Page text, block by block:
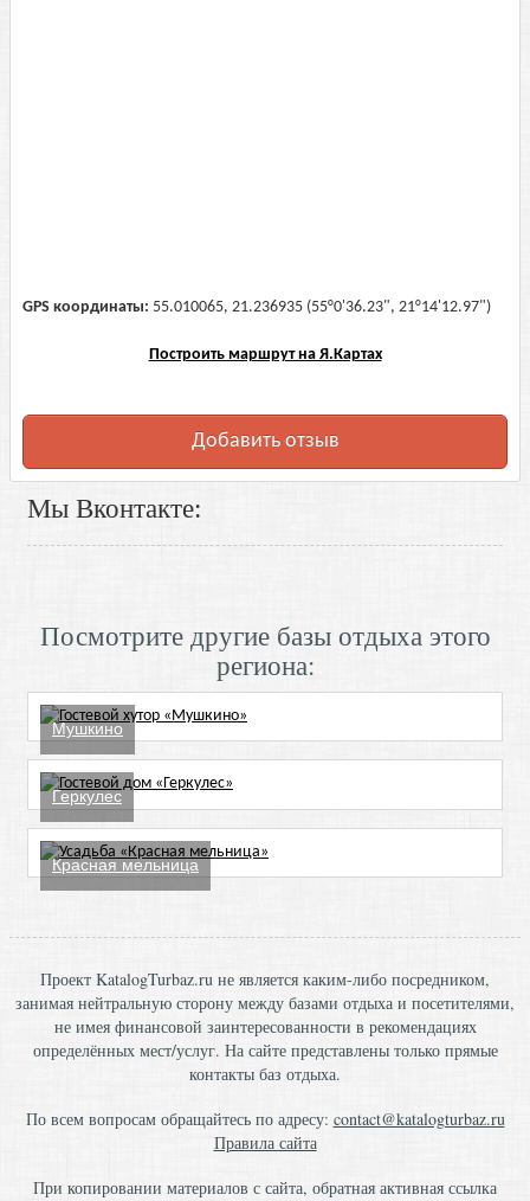
GPS координаты: 55.010065, 21.236935 (55°0'36.23", 21°14'12.97")
Построить маршрут на Я.Картах
Добавить отзыв
Мы Вконтакте:
Посмотрите другие базы отдыха этого
региона:
Мушкино
Геркулес
Красная мельница
Проект KatalogTurbaz.ru не является каким-либо посредником,
занимая нейтральную сторону между базами отдыха и посетителями,
не имея финансовой заинтересованности в рекомендациях
определённых мест/услуг. На сайте представлены только прямые
контакты баз отдыха.
По всем вопросам обращайтесь по адресу: contact@katalogturbaz.ru
Правила сайта
При копировании материалов с сайта, обратная активная ссылка